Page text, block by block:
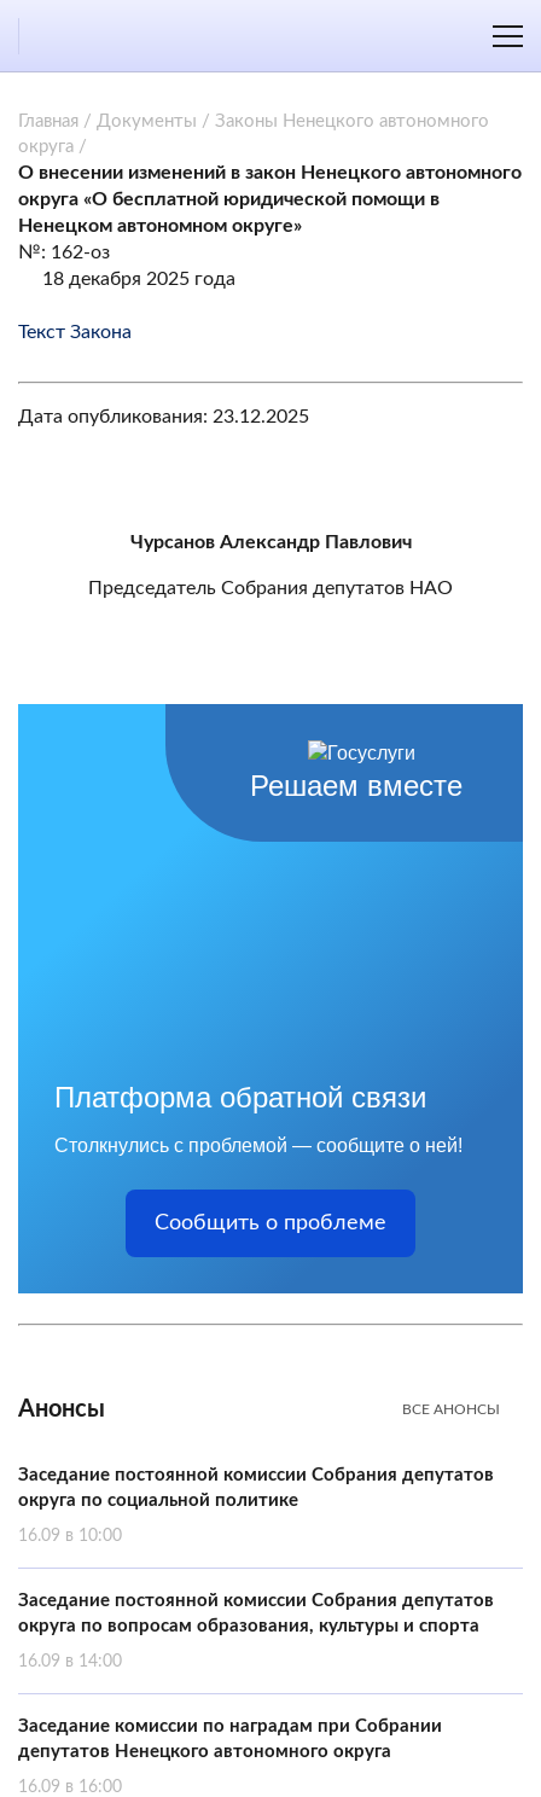
Главная / Документы / Законы Ненецкого автономного
округа /
О внесении изменений в закон Ненецкого автономного
округа «О бесплатной юридической помощи в
Ненецком автономном округе»
№: 162-оз
18 декабря 2025 года
Текст Закона
Дата опубликования: 23.12.2025
Чурсанов Александр Павлович
Председатель Собрания депутатов НАО
Решаем вместе
Платформа обратной связи
Столкнулись с проблемой — сообщите о ней!
Сообщить о проблеме
Анонсы ВСЕ АНОНСЫ
Заседание постоянной комиссии Собрания депутатов
округа по социальной политике
16.09 в 10:00
Заседание постоянной комиссии Собрания депутатов
округа по вопросам образования, культуры и спорта
16.09 в 14:00
Заседание комиссии по наградам при Собрании
депутатов Ненецкого автономного округа
16.09 в 16:00